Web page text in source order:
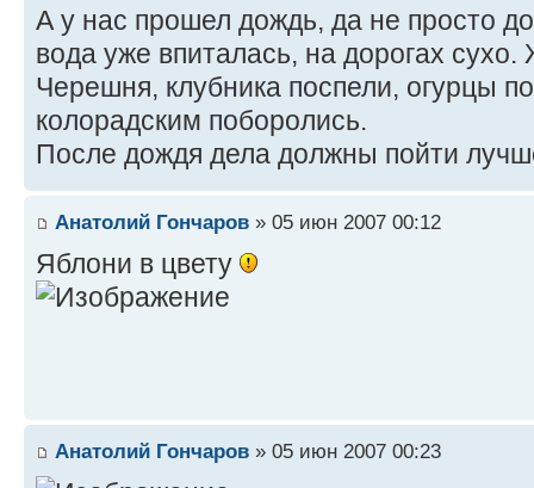
А у нас прошел дождь, да не просто
вода уже впиталась, на дорогах
Черешня, клубника поспели, огурцы
колорадским поборолись.
После дождя дела должны пойти
Анатолий Гончаров » 05 июн 2007 00:12
Яблони в цвету
Анатолий Гончаров » 05 июн 2007 00:23